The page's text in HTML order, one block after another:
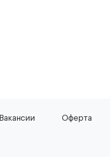
Вакансии Оферта